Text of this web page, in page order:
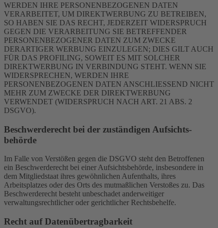
WERDEN IHRE PERSONENBEZOGENEN DATEN
VERARBEITET, UM DIREKTWERBUNG ZU BETREIBEN,
SO HABEN SIE DAS RECHT, JEDERZEIT WIDERSPRUCH
GEGEN DIE VERARBEITUNG SIE BETREFFENDER
PERSONENBEZOGENER DATEN ZUM ZWECKE
DERARTIGER WERBUNG EINZULEGEN; DIES GILT AUCH
FÜR DAS PROFILING, SOWEIT ES MIT SOLCHER
DIREKTWERBUNG IN VERBINDUNG STEHT. WENN SIE
WIDERSPRECHEN, WERDEN IHRE
PERSONENBEZOGENEN DATEN ANSCHLIESSEND NICHT
MEHR ZUM ZWECKE DER DIREKTWERBUNG
VERWENDET (WIDERSPRUCH NACH ART. 21 ABS. 2
DSGVO).
Beschwerde­recht bei der zuständigen Aufsichts­
behörde
Im Falle von Verstößen gegen die DSGVO steht den Betroffenen
ein Beschwerderecht bei einer Aufsichtsbehörde, insbesondere in
dem Mitgliedstaat ihres gewöhnlichen Aufenthalts, ihres
Arbeitsplatzes oder des Orts des mutmaßlichen Verstoßes zu. Das
Beschwerderecht besteht unbeschadet anderweitiger
verwaltungsrechtlicher oder gerichtlicher Rechtsbehelfe.
Recht auf Daten­übertrag­barkeit